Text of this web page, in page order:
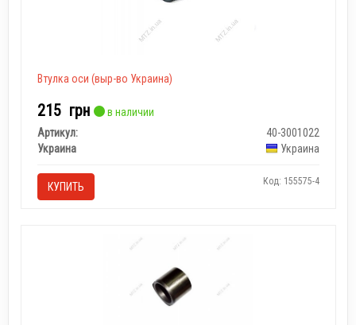
Втулка оси (выр-во Украина)
215 грн
в наличии
Артикул:
40-3001022
Украина
Украина
КУПИТЬ Код: 155575-4